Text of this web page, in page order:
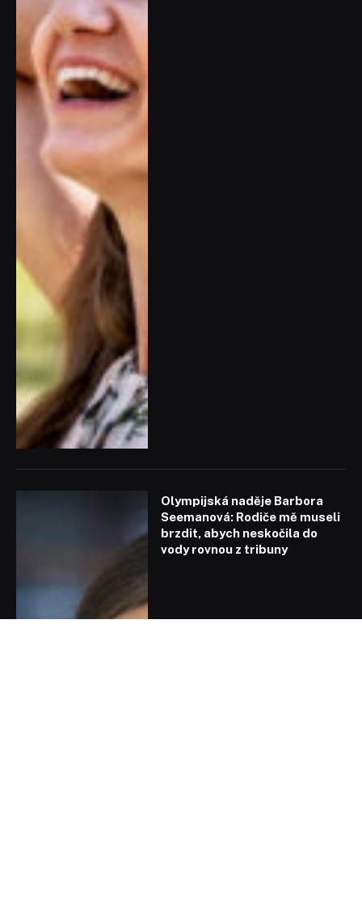
Olympijská naděje Barbora
Seemanová: Rodiče mě museli
brzdit, abych neskočila do
vody rovnou z tribuny